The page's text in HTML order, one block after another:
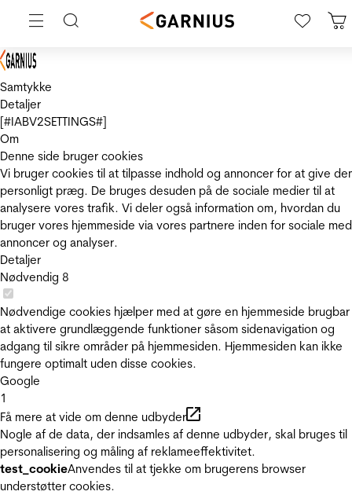
Samtykke
Detaljer
[#IABV2SETTINGS#]
Om
Denne side bruger cookies
Vi bruger cookies til at tilpasse indhold og annoncer for at give
personligt præg. De bruges desuden på de sociale medier til at
analysere vores trafik. Vi deler også information om, hvordan du
bruger vores hjemmeside via vores partnere inden for sociale
annoncer og analyser.
Detaljer
Nødvendig 8
Nødvendige cookies hjælper med at gøre en hjemmeside
at aktivere grundlæggende funktioner såsom sidenavigation og
adgang til sikre områder på hjemmesiden. Hjemmesiden kan ikke
fungere optimalt uden disse cookies.
Google
1
Få mere at vide om denne udbyder
Nogle af de data, der indsamles af denne udbyder, skal bruges til
personalisering og måling af reklameeffektivitet.
test_cookieAnvendes til at tjekke om brugerens browser
understøtter cookies.